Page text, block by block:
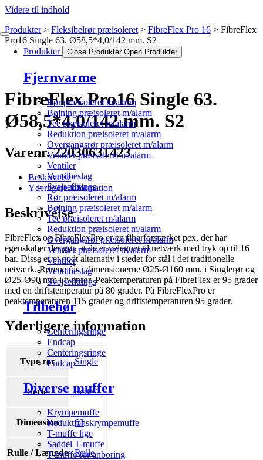
Videre til indhold
Produkter Close Produkter Open Produkter
Fjernvarme
Rør præisoleret m/alarm
Bøjning præisoleret m/alarm
Tee præisoleret m/alarm
Reduktion præisoleret m/alarm
Overgangsrør præisoleret m/alarm
Ventiler præisoleret m/alarm
Ventiler
Ventilbeslag
Svejsefittings
Rør præisoleret m/alarm
Bøjning præisoleret m/alarm
Tee præisoleret m/alarm
Reduktion præisoleret m/alarm
Overgangsrør præisoleret m/alarm
Ventiler præisoleret m/alarm
Ventiler
Ventilbeslag
Svejsefittings
Tilbehør
Centeringsringe
Endcap
Centeringsringe
Endcap
Diverse muffer
Krympemuffe
Reduktionskrympemuffe
T-muffe lige
Saddel T-muffe
T-muffe for anboring
Produkter Fleksibelrør præisoleret FibreFlex Pro 16
FibreFlex
Pro16 Single 63. Ø58,5*4,0/142 mm. S2
FibreFlex Pro16 Single 63.
Ø58,5*4,0/142 mm. S2
Varenr. 22030631423
Beskrivelse
Yderligere information
Beskrivelse
FibreFlex og FibreFlexPro er en fiberforstærket pex, der har
egenskaber der gør, at de er velegnet til netværk med tryk op til 16
bar. Disse er et godt alternativ i stedet for stål i det traditionelle
netværk. Rørene fås i dimensionerne Ø25-Ø160 mm. i Singlerør og
Ø25-Ø90 mm i twinrør. Peaktemperaturen på FibreFlex er 95 grader
med en driftstemperatur på 80 grader. På FibreFlexPro er
peaktemperaturen 115 grader og driftstemperaturen 95 grader.
Yderligere information
Type rør Single
Serie Serie 2
Dimension 63
Rulle / Længde Rulle